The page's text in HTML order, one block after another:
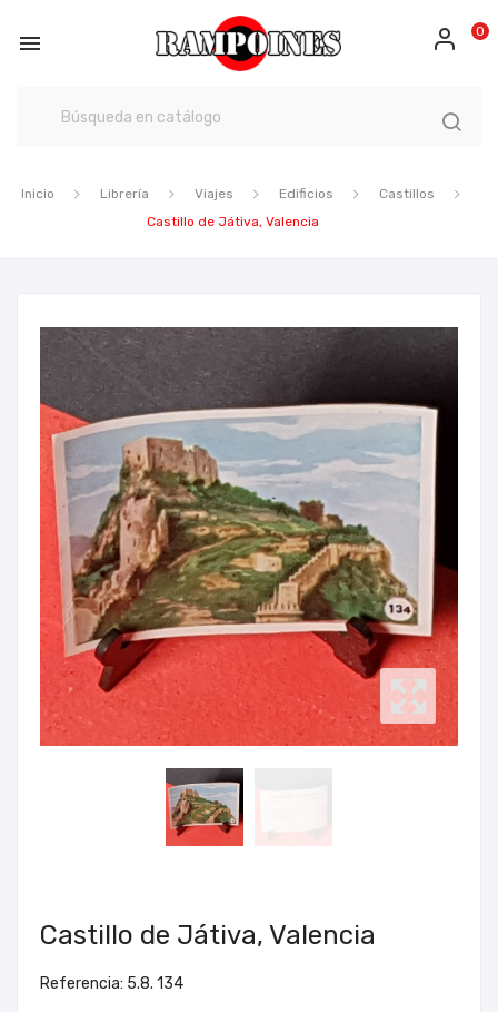
 0
Inicio Librería Viajes Edificios
Castillos
Castillo de Játiva, Valencia
Castillo de Játiva, Valencia
Referencia: 5.8. 134